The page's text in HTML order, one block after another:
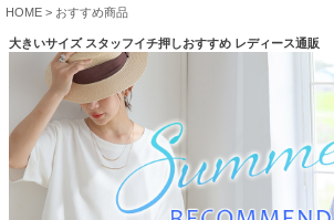
HOME おすすめ商品
大きいサイズ スタッフイチ押しおすすめ レディース通販